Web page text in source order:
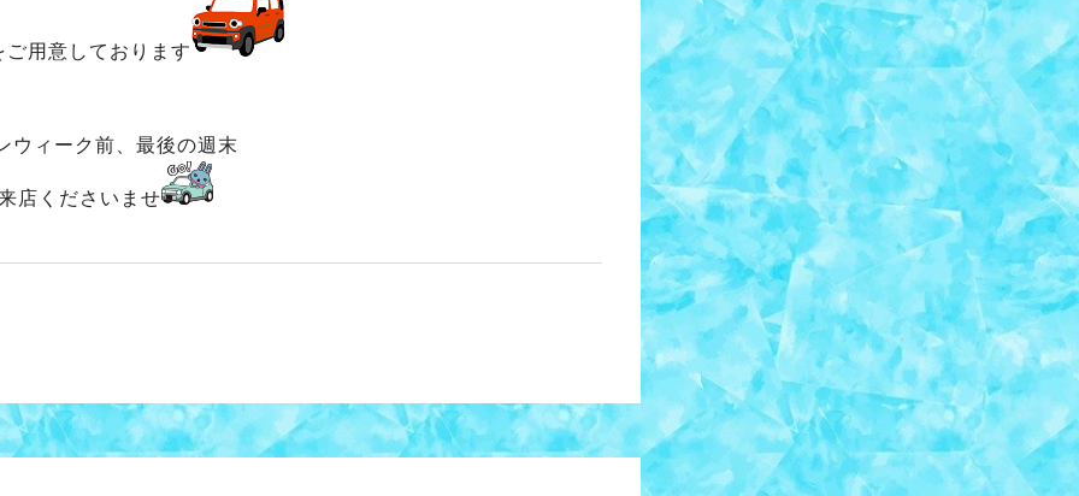
用意しております
ウィーク前、最後の週末
店くださいませ